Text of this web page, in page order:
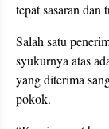
tepat sasaran dan
Salah satu
syukurnya atas
yang diterima
pokok.